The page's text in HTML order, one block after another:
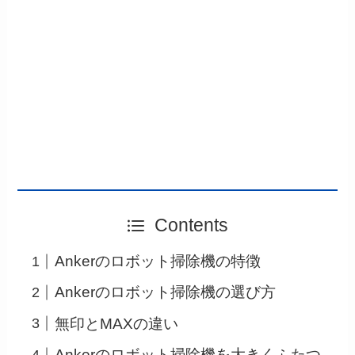
Contents
Ankerのロボット掃除機の特徴
Ankerのロボット掃除機の選び方
無印とMAXの違い